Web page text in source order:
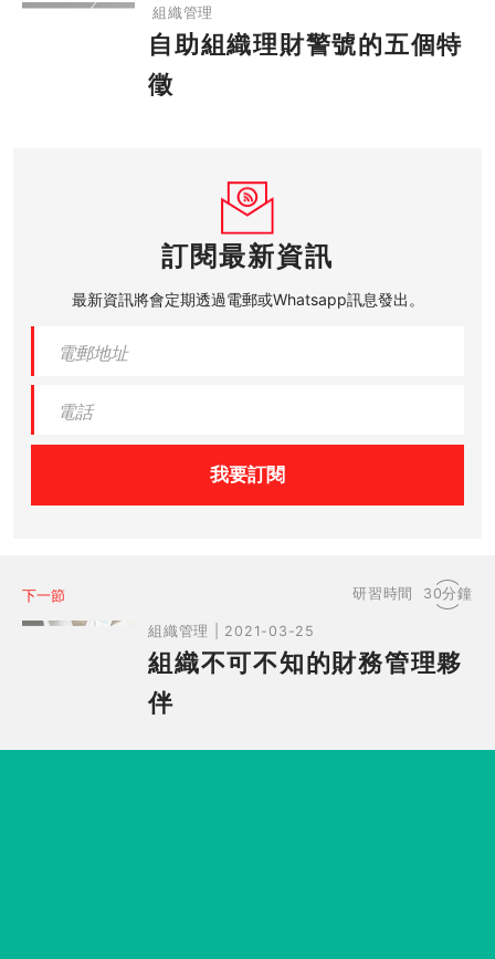
組織管理
自助組織理財警號的五個特
徵
訂閱最新資訊
最新資訊將會定期透過電郵或Whatsapp訊息發出。
我要訂閱
下一節
組織管理 | 2021-03-25
研習時間 30分鐘
組織不可不知的財務管理夥
伴